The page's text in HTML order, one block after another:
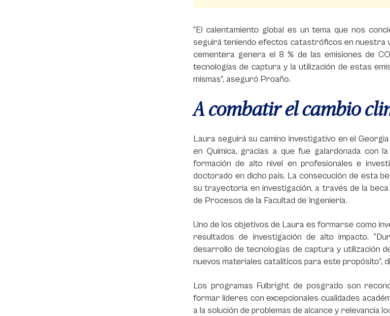
“El calentamiento global es un tema que nos
seguirá teniendo efectos catastróficos en nuestra
cementera genera el 8 % de las emisiones de
tecnologías de captura y la utilización de estas
mismas”, aseguró Proaño.
A combatir el cambio
Laura seguirá su camino investigativo en el
en Química, gracias a que fue galardonada con
formación de alto nivel en profesionales e
doctorado en dicho país. La consecución de esta
su trayectoria en investigación, a través de la
de Procesos de la Facultad de Ingeniería.
Uno de los objetivos de Laura es formarse como
resultados de investigación de alto impacto.
desarrollo de tecnologías de captura y utilización
nuevos materiales catalíticos para este propósito”,
Los programas Fulbright de posgrado son
formar líderes con excepcionales cualidades
a la solución de problemas de alcance y relevancia